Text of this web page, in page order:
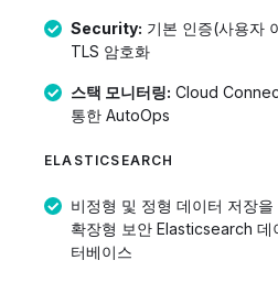
Security: 기본 인증(사용자
TLS 암호화
스택 모니터링: Cloud
통한 AutoOps
ELASTICSEARCH
비정형 및 정형 데이터 저장
확장형 보안 Elasticsearch 데
터베이스